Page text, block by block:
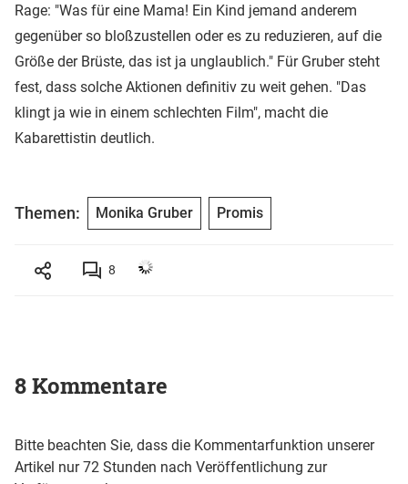
Rage: "Was für eine Mama! Ein Kind jemand anderem
gegenüber so bloßzustellen oder es zu reduzieren, auf die
Größe der Brüste, das ist ja unglaublich." Für Gruber steht
fest, dass solche Aktionen definitiv zu weit gehen. "Das
klingt ja wie in einem schlechten Film", macht die
Kabarettistin deutlich.
Themen: Monika Gruber Promis
8
8 Kommentare
Bitte beachten Sie, dass die Kommentarfunktion unserer
Artikel nur 72 Stunden nach Veröffentlichung zur